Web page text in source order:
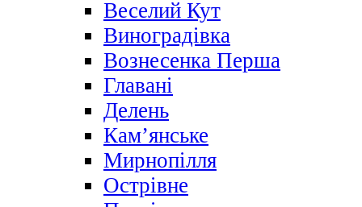
Веселий Кут
Виноградівка
Вознесенка Перша
Главані
Делень
Кам’янське
Мирнопілля
Острівне